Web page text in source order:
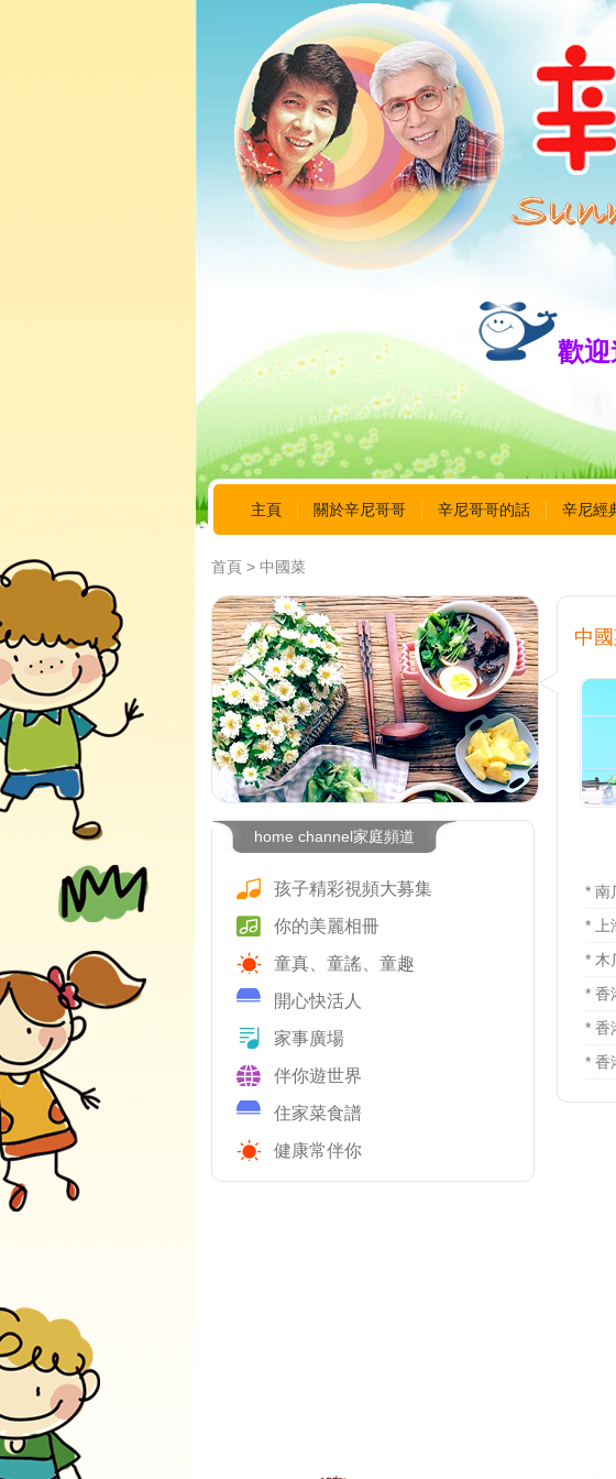
歡迎進入
主頁 關於辛尼哥哥 辛尼哥哥的話 辛尼經
首頁 > 中國菜
home channel家庭頻道
孩子精彩視頻大募集
你的美麗相冊
童真、童謠、童趣
開心快活人
家事廣場
伴你遊世界
住家菜食譜
健康常伴你
中
* 南
* 上
* 木
* 香
* 香
* 香